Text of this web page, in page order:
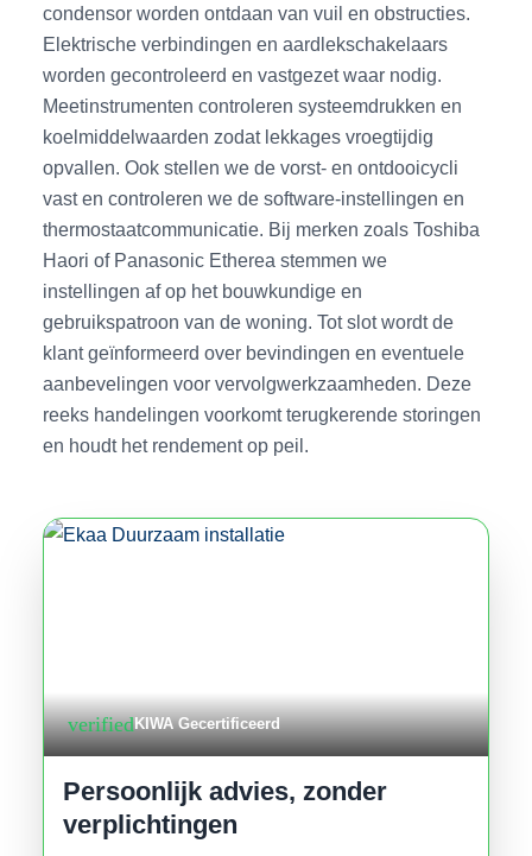
condensor worden ontdaan van vuil en obstructies.
Elektrische verbindingen en aardlekschakelaars
worden gecontroleerd en vastgezet waar nodig.
Meetinstrumenten controleren systeemdrukken en
koelmiddelwaarden zodat lekkages vroegtijdig
opvallen. Ook stellen we de vorst- en ontdooicycli
vast en controleren we de software-instellingen en
thermostaatcommunicatie. Bij merken zoals Toshiba
Haori of Panasonic Etherea stemmen we
instellingen af op het bouwkundige en
gebruikspatroon van de woning. Tot slot wordt de
klant geïnformeerd over bevindingen en eventuele
aanbevelingen voor vervolgwerkzaamheden. Deze
reeks handelingen voorkomt terugkerende storingen
en houdt het rendement op peil.
verifiedKIWA Gecertificeerd
Persoonlijk advies, zonder
verplichtingen